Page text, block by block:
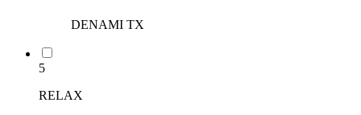
DENAMI TX
5
RELAX